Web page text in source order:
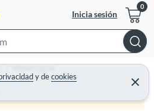
Inicia sesión
e
a
c
ydecookies
C
e
r
Menaje Cocina